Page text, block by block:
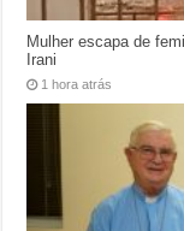
Mulher escapa de
Irani
1 hora atrás